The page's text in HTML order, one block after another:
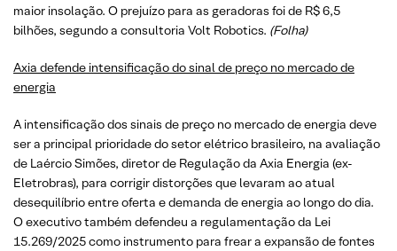
maior insolação. O prejuízo para as geradoras foi de R$ 6,5
bilhões, segundo a consultoria Volt Robotics. (Folha)
Axia defende intensificação do sinal de preço no mercado de
energia
A intensificação dos sinais de preço no mercado de energia deve
ser a principal prioridade do setor elétrico brasileiro, na avaliação
de Laércio Simões, diretor de Regulação da Axia Energia (ex-
Eletrobras), para corrigir distorções que levaram ao atual
desequilíbrio entre oferta e demanda de energia ao longo do dia.
O executivo também defendeu a regulamentação da Lei
15.269/2025 como instrumento para frear a expansão de fontes